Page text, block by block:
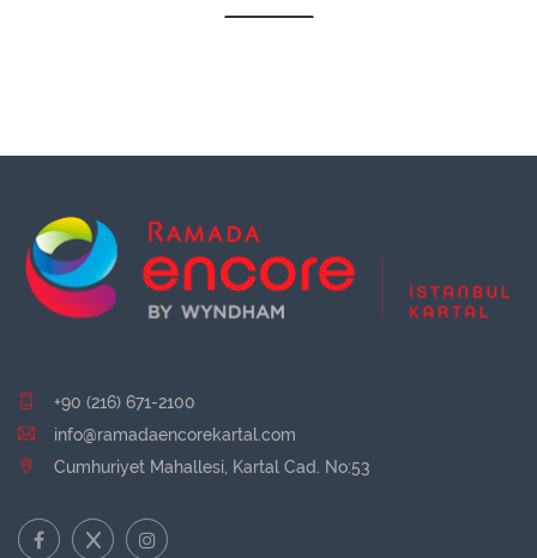
+90 (216) 671-2100
info@ramadaencorekartal.com
Cumhuriyet Mahallesi, Kartal Cad. No:53